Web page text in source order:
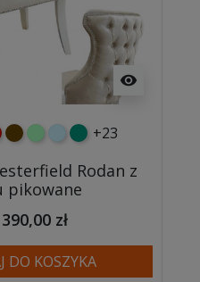
visibility
czekoladowy
miętowybłękitny
turkusowy
+23
Rodan z
pikowane
zł
DO KOSZYKA